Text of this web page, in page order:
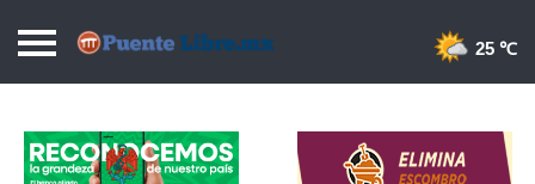
Puentelibre.mx
Local
25 ℃